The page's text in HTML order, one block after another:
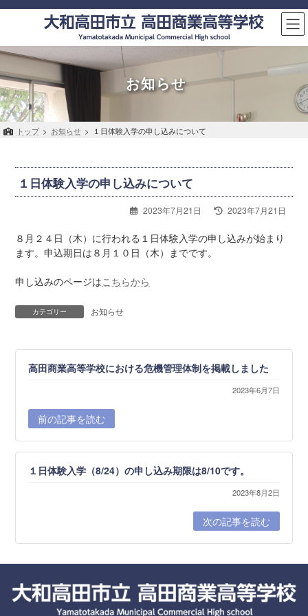
コ
ン
へ
ス
キ
ッ
プ
ナ
ー
ョ
ン
に
移
動
お知らせ
トップ > お知らせ > １日体験入学の申し込みについて
１日体験入学の申し込みについて
2023年7月21日
最
更
新
2023年7月21日
８月２４日（木）に行われる１日体験入学の申し込みが始まり
ます。申込期日は８月１０日（木）までです。
申し込みのページはこちらから
カテゴリー お知らせ
高田商業高等学校における危機管理体制を掲載しました
2023年6月7日
前の記事を読む
１日体験入学（8/24）の申し込み期限は8/10です。
2023年8月2日
次の記事を読む